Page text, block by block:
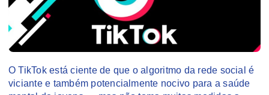
O TikTok está ciente de que o algoritmo da rede social é
viciante e também potencialmente nocivo para a saúde